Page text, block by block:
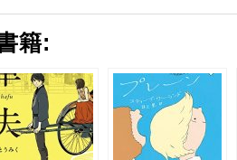
籍: